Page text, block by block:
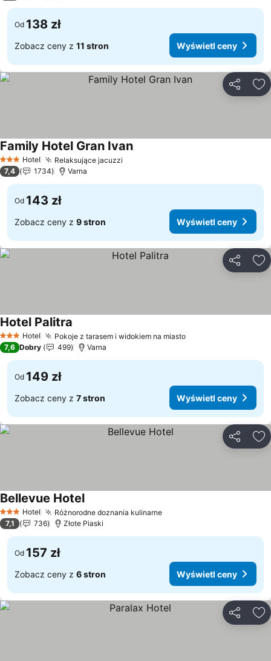
Od 138 zł
Zobacz ceny z 11 stron Wyświetl ceny
3 Kategoria
Hotel Relaksujące jacuzzi
Family Hotel Gran IvanWyświetl ceny
7,4 1734 Varna
Od 143 zł
Zobacz ceny z 9 stron Wyświetl ceny
3 Kategoria
Hotel Pokoje z tarasem i widokiem na miastoWyświetl ceny
Hotel Palitra
7,6 Dobry 499 Varna
Od 149 zł
Zobacz ceny z 7 stron Wyświetl ceny
3 Kategoria
Hotel Różnorodne doznania kulinarneWyświetl ceny
Bellevue HotelWyświetl ceny
7,1 736 Złote Piaski
Od 157 zł
Zobacz ceny z 6 stron Wyświetl ceny